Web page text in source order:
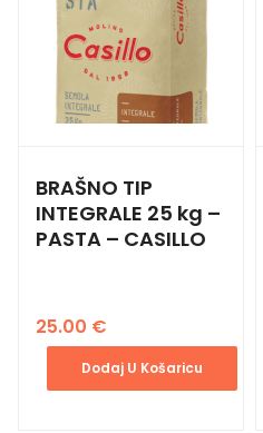
BRAŠNO TIP
INTEGRALE 25 kg –
PASTA – CASILLO
25.00 €
Dodaj U Košaricu